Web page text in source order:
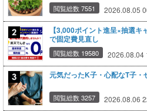
閲覧総数 7551 2026.08.05
【3,000ポイント進呈×抽選
で固定費見直し
閲覧総数 19580 2026.08.04
元気だったK子・心配なT子・
閲覧総数 3257 2026.08.06